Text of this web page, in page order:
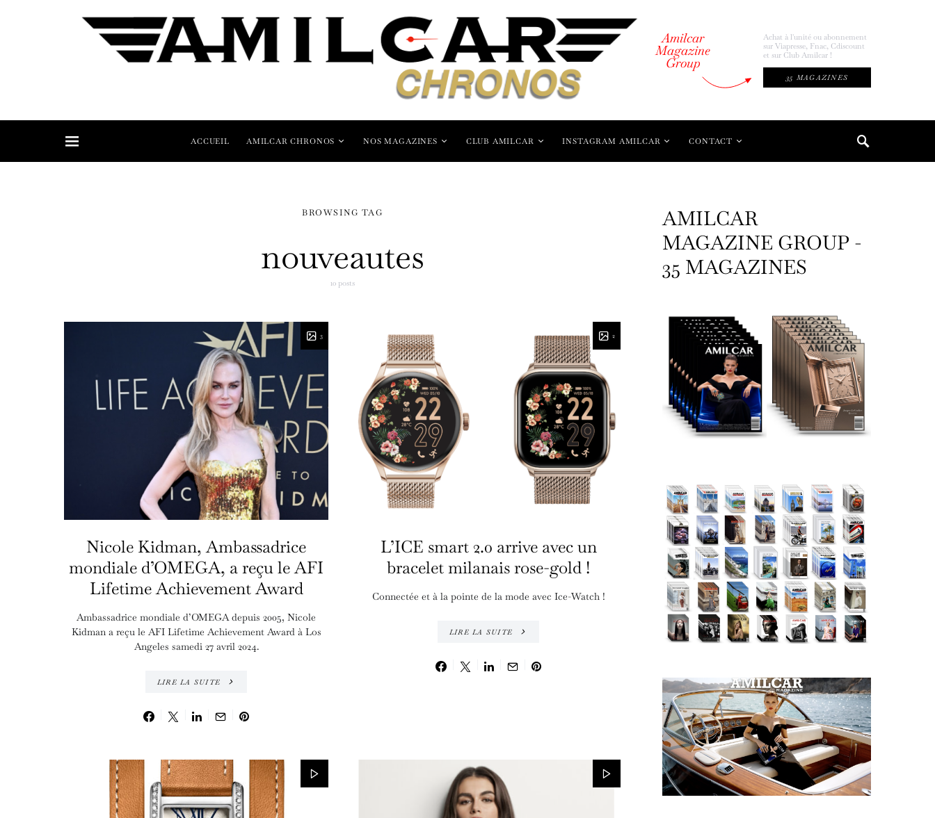
Amilcar
Magazine
Group
Achat à l'unité ou abonnement
sur Viapresse, Fnac, Cdiscount
et sur Club Amilcar !
35 MAGAZINES
ACCUEIL AMILCAR CHRONOS NOS MAGAZINES CLUB AMILCAR INSTAGRAM AMILCAR CONTACT
BROWSING TAG
nouveautes
10 posts
3
Nicole Kidman, Ambassadrice
mondiale d’OMEGA, a reçu le AFI
Lifetime Achievement Award
Ambassadrice mondiale d’OMEGA depuis 2005, Nicole
Kidman a reçu le AFI Lifetime Achievement Award à Los
Angeles samedi 27 avril 2024.
LIRE LA SUITE
2
L’ICE smart 2.0 arrive avec un
bracelet milanais rose-gold !
Connectée et à la pointe de la mode avec Ice-Watch !
LIRE LA SUITE
AMILCAR
MAGAZINE GROUP -
35 MAGAZINES